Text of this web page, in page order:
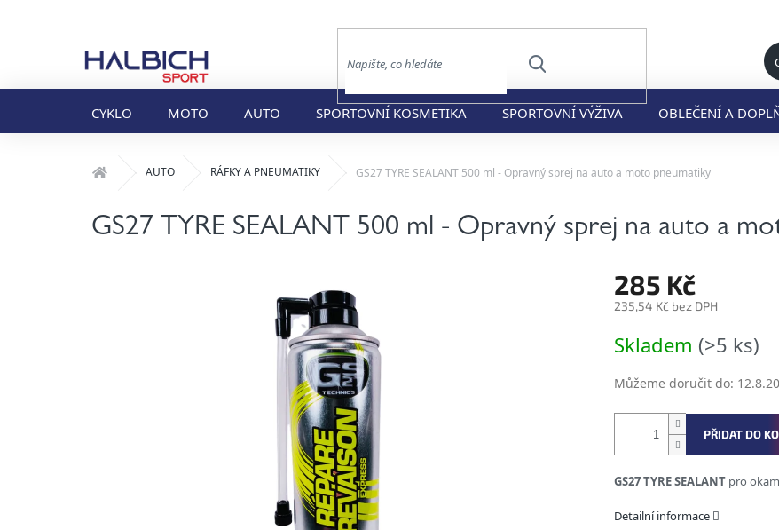
HLEDAT
CYKLO MOTO AUTO SPORTOVNÍ KOSMETIKA SPORTOVNÍ VÝŽIVA OBLEČENÍ A
Domů AUTO RÁFKY A PNEUMATIKY GS27 TYRE SEALANT 500 ml - Opravný sprej na auto a moto pneumatiky
GS27 TYRE SEALANT 500 ml - Opravný sprej na auto a
285 Kč
235,54 Kč bez DPH
cena:
Skladem (>5 ks)
Můžeme doručit do:
PŘIDAT DO
GS27 TYRE SEALANT pro
Detailní informace